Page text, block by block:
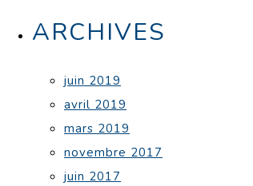
ARCHIVES
juin 2019
avril 2019
mars 2019
novembre 2017
juin 2017